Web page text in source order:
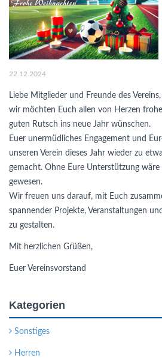
22.12.2024
Liebe Mitglieder und Freunde des Vereins,
wir möchten Euch allen von Herzen
guten Rutsch ins neue Jahr wünschen.
Euer unermüdliches Engagement und
unseren Verein dieses Jahr wieder zu
gemacht. Ohne Eure Unterstützung
gewesen.
Wir freuen uns darauf, mit Euch
spannender Projekte, Veranstaltungen
zu gestalten.
Mit herzlichen Grüßen,
Euer Vereinsvorstand
Kategorien
Sonstiges
Herren